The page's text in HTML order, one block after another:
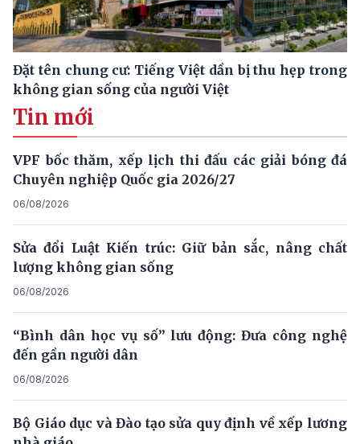
Đặt tên chung cư: Tiếng Việt dần bị thu hẹp trong
không gian sống của người Việt
Tin mới
VPF bốc thăm, xếp lịch thi đấu các giải bóng đá
Chuyên nghiệp Quốc gia 2026/27
06/08/2026
Sửa đổi Luật Kiến trúc: Giữ bản sắc, nâng chất
lượng không gian sống
06/08/2026
“Bình dân học vụ số” lưu động: Đưa công nghệ
đến gần người dân
06/08/2026
Bộ Giáo dục và Đào tạo sửa quy định về xếp lương